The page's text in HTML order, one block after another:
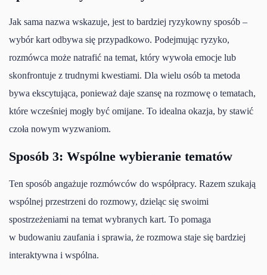
Jak sama nazwa wskazuje, jest to bardziej ryzykowny sposób –
wybór kart odbywa się przypadkowo. Podejmując ryzyko,
rozmówca może natrafić na temat, który wywoła emocje lub
skonfrontuje z trudnymi kwestiami. Dla wielu osób ta metoda
bywa ekscytująca, ponieważ daje szansę na rozmowę o tematach,
które wcześniej mogły być omijane. To idealna okazja, by stawić
czoła nowym wyzwaniom.
Sposób 3: Wspólne wybieranie tematów
Ten sposób angażuje rozmówców do współpracy. Razem szukają
wspólnej przestrzeni do rozmowy, dzieląc się swoimi
spostrzeżeniami na temat wybranych kart. To pomaga
w budowaniu zaufania i sprawia, że rozmowa staje się bardziej
interaktywna i wspólna.